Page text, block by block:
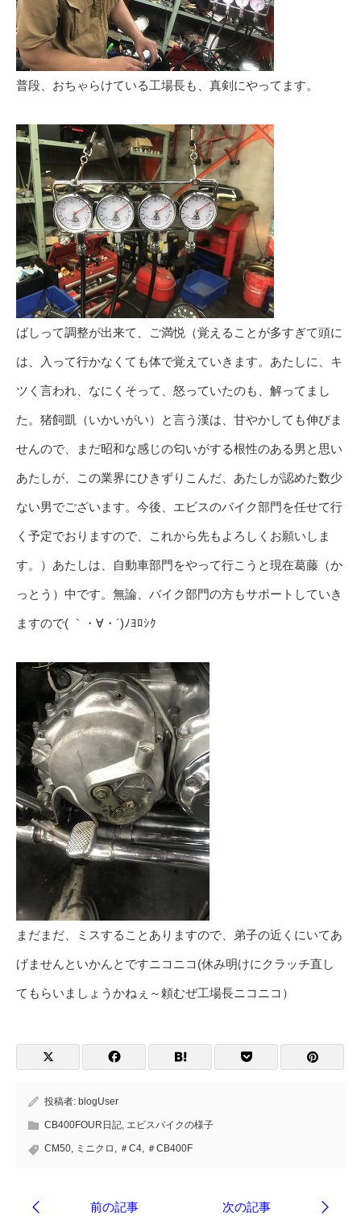
普段、おちゃらけている工場長も、真剣にやってます。
ばしって調整が出来て、ご満悦（覚えることが多すぎて頭に
は、入って行かなくても体で覚えていきます。あたしに、キ
ツく言われ、なにくそって、怒っていたのも、解ってまし
た。猪飼凱（いかいがい）と言う漢は、甘やかしても伸びま
せんので、まだ昭和な感じの匂いがする根性のある男と思い
あたしが、この業界にひきずりこんだ、あたしが認めた数少
ない男でございます。今後、エビスのバイク部門を任せて行
く予定でおりますので、これから先もよろしくお願いしま
す。）あたしは、自動車部門をやって行こうと現在葛藤（か
っとう）中です。無論、バイク部門の方もサポートしていき
ますので( ｀・∀・´)ﾉﾖﾛｼｸ
まだまだ、ミスすることありますので、弟子の近くにいてあ
げませんといかんとですニコニコ(休み明けにクラッチ直し
てもらいましょうかねぇ～頼むぜ工場長ニコニコ）
投稿者: blogUser
CB400FOUR日記, エビスバイクの様子
CM50, ミニクロ , ＃C4, ＃CB400F